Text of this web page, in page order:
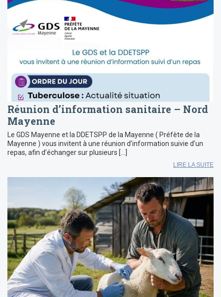
Réunion d’information sanitaire – Nord
Mayenne
Le GDS Mayenne et la DDETSPP de la Mayenne ( Préfète de la
Mayenne ) vous invitent à une réunion d’information suivie d’un
repas, afin d’échanger sur plusieurs […]
LIRE LA SUITE